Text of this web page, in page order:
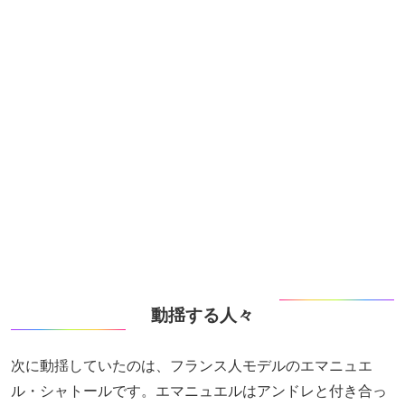
動揺する人々
次に動揺していたのは、フランス人モデルのエマニュエ
ル・シャトールです。エマニュエルはアンドレと付き合っ